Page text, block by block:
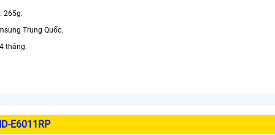
265g.
Trung Quốc.
tháng.
E6011RP